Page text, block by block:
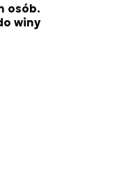
osób.
winy